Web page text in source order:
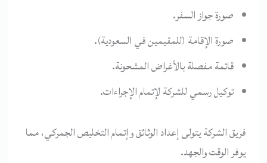
صورة جواز السفر.
صورة الإقامة (للمقيمين في السعودية).
قائمة مفصلة بالأغراض المشحونة.
توكيل رسمي للشركة لإتمام الإجراءات.
فريق الشركة يتولى إعداد الوثائق وإتمام التخليص الجمركي، مما
يوفر الوقت والجهد.